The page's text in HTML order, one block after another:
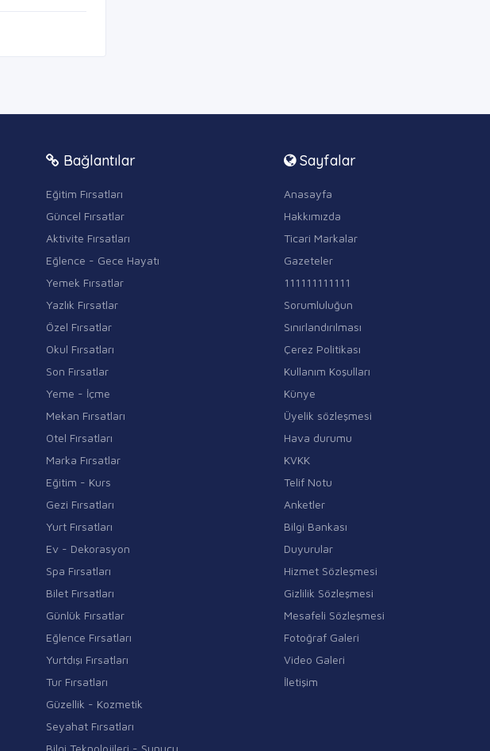
Bağlantılar
Eğitim Fırsatları
Güncel Fırsatlar
Aktivite Fırsatları
Eğlence - Gece Hayatı
Yemek Fırsatlar
Yazlık Fırsatlar
Özel Fırsatlar
Okul Fırsatları
Son Fırsatlar
Yeme - İçme
Mekan Fırsatları
Otel Fırsatları
Marka Fırsatlar
Eğitim - Kurs
Gezi Fırsatları
Yurt Fırsatları
Ev - Dekorasyon
Spa Fırsatları
Bilet Fırsatları
Günlük Fırsatlar
Eğlence Fırsatları
Yurtdışı Fırsatları
Tur Fırsatları
Güzellik - Kozmetik
Seyahat Fırsatları
Bilgi Teknolojileri - Sunucu
Sayfalar
Anasayfa
Hakkımızda
Ticari Markalar
Gazeteler
111111111111
Sorumluluğun
Sınırlandırılması
Çerez Politikası
Kullanım Koşulları
Künye
Üyelik sözleşmesi
Hava durumu
KVKK
Telif Notu
Anketler
Bilgi Bankası
Duyurular
Hizmet Sözleşmesi
Gizlilik Sözleşmesi
Mesafeli Sözleşmesi
Fotoğraf Galeri
Video Galeri
İletişim